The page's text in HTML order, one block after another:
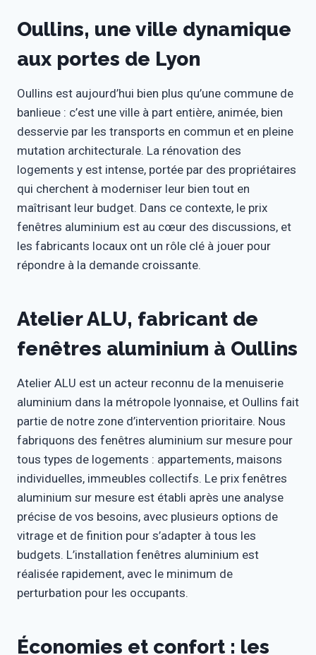
Oullins, une ville dynamique
aux portes de Lyon
Oullins est aujourd’hui bien plus qu’une commune de
banlieue : c’est une ville à part entière, animée, bien
desservie par les transports en commun et en pleine
mutation architecturale. La rénovation des
logements y est intense, portée par des propriétaires
qui cherchent à moderniser leur bien tout en
maîtrisant leur budget. Dans ce contexte, le prix
fenêtres aluminium est au cœur des discussions, et
les fabricants locaux ont un rôle clé à jouer pour
répondre à la demande croissante.
Atelier ALU, fabricant de
fenêtres aluminium à Oullins
Atelier ALU est un acteur reconnu de la menuiserie
aluminium dans la métropole lyonnaise, et Oullins fait
partie de notre zone d’intervention prioritaire. Nous
fabriquons des fenêtres aluminium sur mesure pour
tous types de logements : appartements, maisons
individuelles, immeubles collectifs. Le prix fenêtres
aluminium sur mesure est établi après une analyse
précise de vos besoins, avec plusieurs options de
vitrage et de finition pour s’adapter à tous les
budgets. L’installation fenêtres aluminium est
réalisée rapidement, avec le minimum de
perturbation pour les occupants.
Économies et confort : les